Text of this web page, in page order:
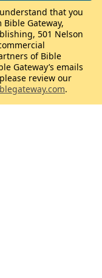
that you
Gateway,
501 Nelson
of Bible
Gateway’s emails
review our
.